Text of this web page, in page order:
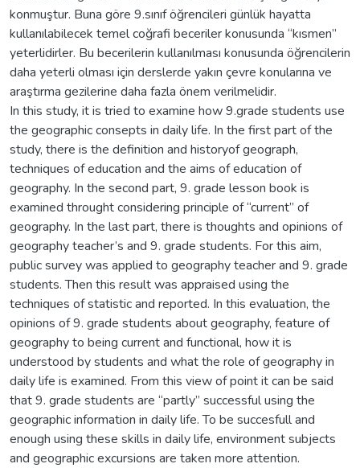
konmuştur. Buna göre 9.sınıf öğrencileri günlük hayatta
kullanılabilecek temel coğrafi beceriler konusunda “kısmen”
yeterlidirler. Bu becerilerin kullanılması konusunda öğrencilerin
daha yeterli olması için derslerde yakın çevre konularına ve
araştırma gezilerine daha fazla önem verilmelidir.
In this study, it is tried to examine how 9.grade students use
the geographic consepts in daily life. In the first part of the
study, there is the definition and historyof geograph,
techniques of education and the aims of education of
geography. In the second part, 9. grade lesson book is
examined throught considering principle of “current” of
geography. In the last part, there is thoughts and opinions of
geography teacher’s and 9. grade students. For this aim,
public survey was applied to geography teacher and 9. grade
students. Then this result was appraised using the
techniques of statistic and reported. In this evaluation, the
opinions of 9. grade students about geography, feature of
geography to being current and functional, how it is
understood by students and what the role of geography in
daily life is examined. From this view of point it can be said
that 9. grade students are “partly” successful using the
geographic information in daily life. To be succesfull and
enough using these skills in daily life, environment subjects
and geographic excursions are taken more attention.